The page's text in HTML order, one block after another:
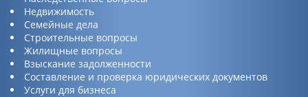
Недвижимость
Семейные дела
Строительные вопросы
Жилищные вопросы
Взыскание задолженности
Составление и проверка юридических документов
Услуги для бизнеса